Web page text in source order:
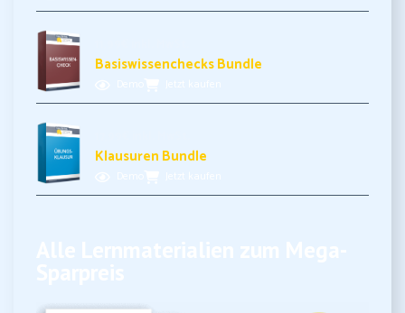
Basiswissenchecks Bundle
Klausuren Bundle